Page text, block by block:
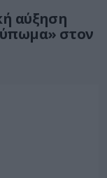
αύξηση
στον